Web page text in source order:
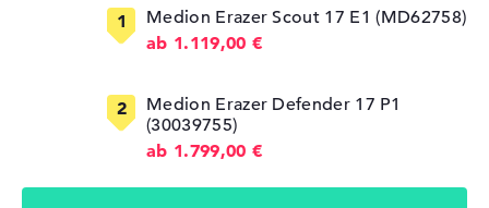
Medion Erazer Scout 17 E1 (MD62758)
ab 1.119,00 €
Medion Erazer Defender 17 P1
(30039755)
ab 1.799,00 €